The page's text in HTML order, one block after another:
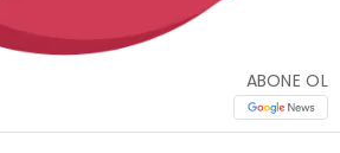
ABONE OL